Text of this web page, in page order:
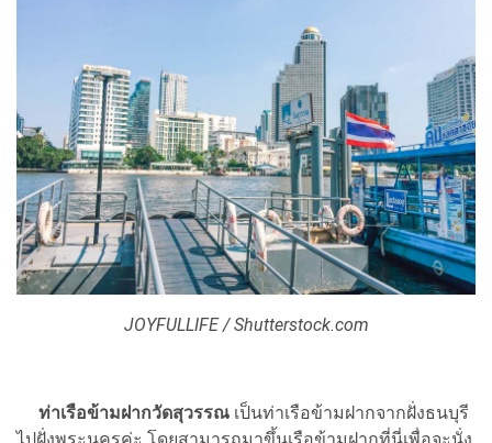
JOYFULLIFE / Shutterstock.com
ท่าเรือข้ามฝากวัดสุวรรณ เป็นท่าเรือข้ามฝากจากฝั่งธนบุรี